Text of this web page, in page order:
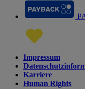
Impressum
Karriere
Human Rights